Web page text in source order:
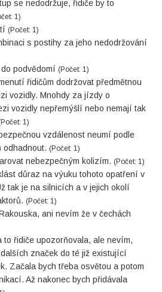
se nedodržuje, řidiče by to
1)
(Počet: 1)
s postihy za jeho nedodržování
podvědomí (Počet: 1)
řidičům dodržovat předmětnou
vozidly. Mnohdy za jízdy o
vozidly nepřemýšlí nebo nemají tak
1)
vzdálenost neumí podle
odhadnout. (Počet: 1)
nebezpečným kolizím. (Počet: 1)
důraz na výuku tohoto opatření v
tak je na silnicích a v jejich okolí
(Počet: 1)
ani nevím že v čechách
to řidiče upozorňovala, ale nevím,
značek do té již existující
Začala bych třeba osvětou a potom
Až nakonec bych přidávala